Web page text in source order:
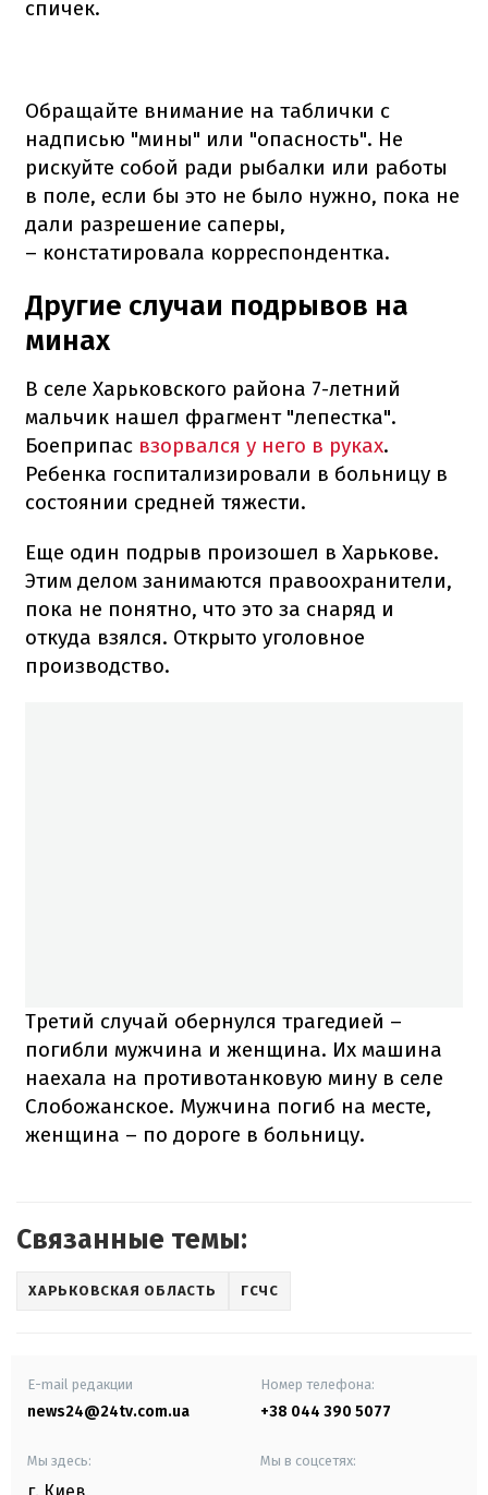
спичек.
Обращайте внимание на таблички с
надписью "мины" или "опасность". Не
рискуйте собой ради рыбалки или работы
в поле, если бы это не было нужно, пока не
дали разрешение саперы,
– констатировала корреспондентка.
Другие случаи подрывов на
минах
В селе Харьковского района 7-летний
мальчик нашел фрагмент "лепестка".
Боеприпас взорвался у него в руках.
Ребенка госпитализировали в больницу в
состоянии средней тяжести.
Еще один подрыв произошел в Харькове.
Этим делом занимаются правоохранители,
пока не понятно, что это за снаряд и
откуда взялся. Открыто уголовное
производство.
Третий случай обернулся трагедией –
погибли мужчина и женщина. Их машина
наехала на противотанковую мину в селе
Слобожанское. Мужчина погиб на месте,
женщина – по дороге в больницу.
Связанные темы:
ХАРЬКОВСКАЯ ОБЛАСТЬ ГСЧС
E-mail редакции
news24@24tv.com.ua
Номер телефона:
+38 044 390 5077
Мы здесь:
г. Киев
Мы в соцсетях: